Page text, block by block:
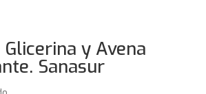
Glicerina y Avena
Sanasur